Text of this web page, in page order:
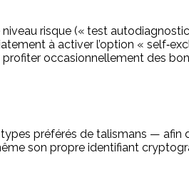
risque (« test
à activer l’option «
occasionnellement des
préférés de talismans — afin
son propre identifiant